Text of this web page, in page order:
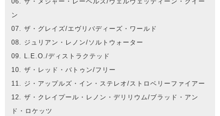
ン
07. ザ・グレイズ/エヴリバディーズ・ワールド
08. ジュリアン・レノン/ソルトウォーター
09. L.E.O./ディストラクテッド
10. ザ・レッド・バトゥン/フリー
11. ジ・アップルズ・イン・ステレオ/ストロベリーファイアー
12. ザ・クレイプール・レノン・デリリウム/ブラッド・アン
ド・ロケッツ